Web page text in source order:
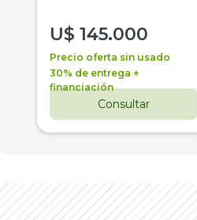
U$ 145.000
Precio oferta sin usado
30% de entrega +
financiación
Consultar